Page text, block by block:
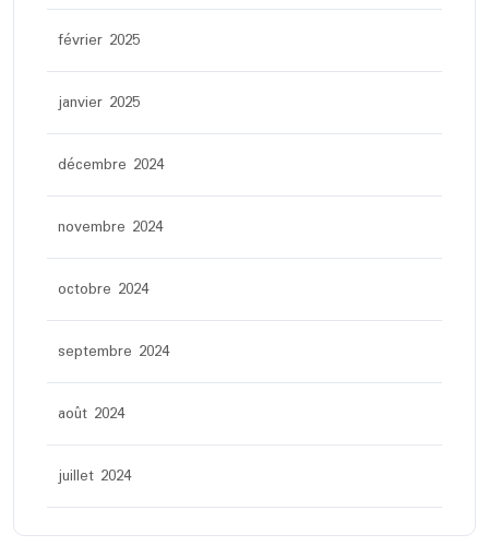
février 2025
janvier 2025
décembre 2024
novembre 2024
octobre 2024
septembre 2024
août 2024
juillet 2024